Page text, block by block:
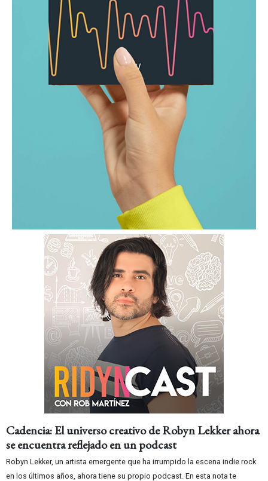
Cadencia: El universo creativo de Robyn Lekker ahora
se encuentra reflejado en un podcast
Robyn Lekker, un artista emergente que ha irrumpido la escena indie rock
en los últimos años, ahora tiene su propio podcast. En esta nota te